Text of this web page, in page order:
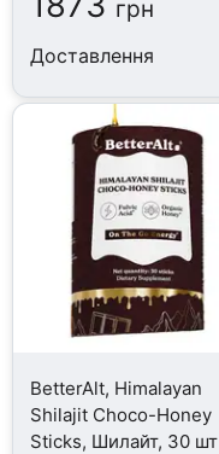
грн
Доставлення
BetterAlt, Himalayan
Shilajit Choco-Honey
Sticks, Шилайт, 30 шт